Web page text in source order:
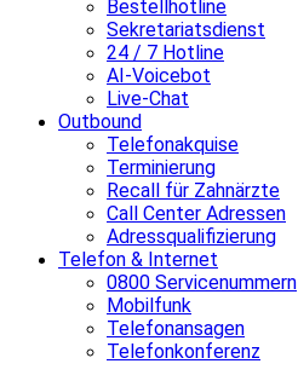
Bestellhotline
Sekretariatsdienst
24 / 7 Hotline
AI-Voicebot
Live-Chat
Outbound
Telefonakquise
Terminierung
Recall für Zahnärzte
Call Center Adressen
Adressqualifizierung
Telefon & Internet
0800 Servicenummern
Mobilfunk
Telefonansagen
Telefonkonferenz